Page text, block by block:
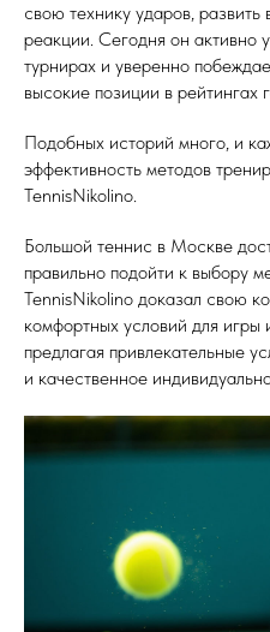
свою технику ударов, развить
реакции. Сегодня он активно
турнирах и уверенно
высокие позиции в рейтингах
Подобных историй много, и
эффективность методов
TennisNikolino.
Большой теннис в Москве
правильно подойти к выбору
TennisNikolino доказал свою
комфортных условий для игры
предлагая привлекательные
и качественное